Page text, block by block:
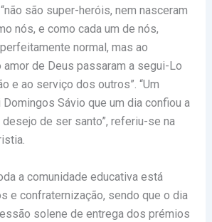
são super-heróis, nem nasceram
nós, e como cada um de nós,
normal, mas ao
de Deus passaram a segui-Lo
e ao serviço dos outros”. “Um
Sávio que um dia confiou a
de ser santo”, referiu-se na
a comunidade educativa está
e confraternização, sendo que o dia
solene de entrega dos prémios